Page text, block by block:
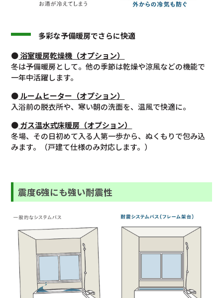
多彩な予備暖房でさらに快適
●浴室暖房乾燥機（オプション）
冬は予備暖房として。他の季節は乾燥や涼風などの機能で
一年中活躍します。
● ルームヒーター（オプション）
入浴前の脱衣所や、寒い朝の洗面を、温風で快適に。
●ガス温水式床暖房（オプション）
冬場、その日初めて入る人第一歩から、ぬくもりで包み込
みます。（戸建て仕様のみ対応します。）
震度6強にも強い耐震性